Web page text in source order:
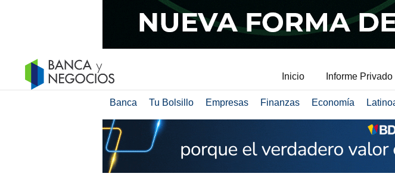
Inicio Informe Privado
Banca Tu Bolsillo Empresas Finanzas Economía